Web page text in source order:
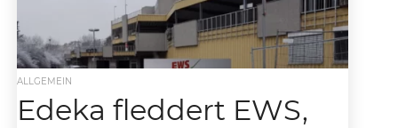
ALLGEMEIN
Edeka fleddert EWS,